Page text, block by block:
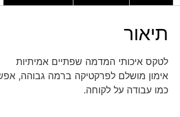
תיאור
לטקס איכותי המדמה שפתיים אמיתיות
אימון מושלם לפרקטיקה ברמה גבוהה,
כמו עבודה על לקוחה.